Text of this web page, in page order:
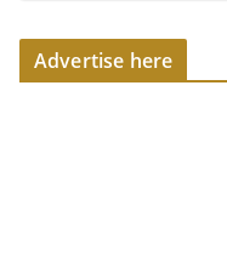
Advertise here